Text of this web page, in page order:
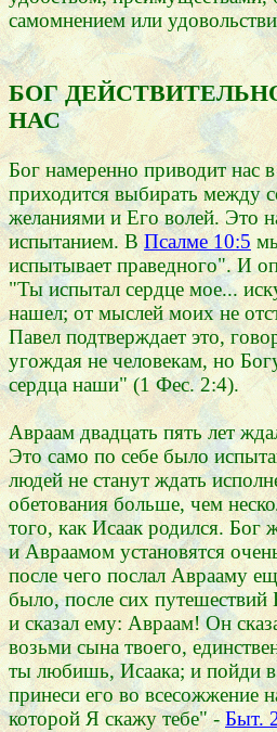
самомнением или
БОГ
НАС
Бог намеренно приводит нас
приходится выбирать между
желаниями и Его волей. Это
испытанием. ВПсалме 10:5
испытывает праведного". И
"Ты испытал сердце мое...
нашел; от мыслей моих не
Павел подтверждает это,
угождая не человекам, но
сердца наши" (1 Фес. 2:4).
Авраам двадцать пять лет
Это само по себе было
людей не станут ждать
обетования больше, чем
того, как Исаак родился.
и Авраамом установятся
после чего послал Аврааму
было, после сих
и сказал ему: Авраам! Он
возьми сына твоего,
ты любишь, Исаака; и пойди
принеси его во всесожжение
которой Я скажу тебе" -Быт.